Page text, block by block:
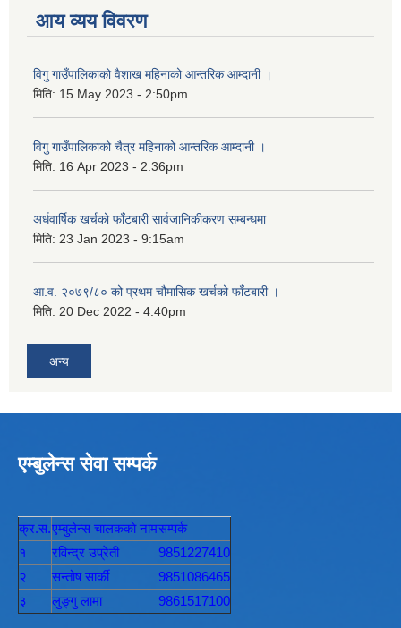
आय व्यय विवरण
विगु गाउँपालिकाको वैशाख महिनाको आन्तरिक आम्दानी ।
मिति: 15 May 2023 - 2:50pm
विगु गाउँपालिकाको चैत्र महिनाको आन्तरिक आम्दानी ।
मिति: 16 Apr 2023 - 2:36pm
अर्धवार्षिक खर्चको फाँटबारी सार्वजानिकीकरण सम्बन्धमा
मिति: 23 Jan 2023 - 9:15am
आ.व. २०७९/८० को प्रथम चौमासिक खर्चको फाँटबारी ।
मिति: 20 Dec 2022 - 4:40pm
अन्य
एम्बुलेन्स सेवा सम्पर्क
क्र.स.एम्बुलेन्स चालककाे नामसम्पर्क
१
रविन्द्र उप्रेती
9851227410
२
सन्तोष सार्की
9851086465
३
लुङ्गु लामा 9861517100